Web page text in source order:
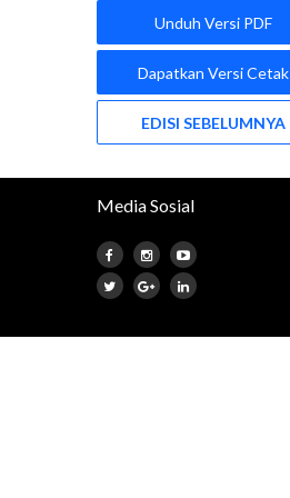
Unduh Versi PDF
Dapatkan Versi Cetak
EDISI SEBELUMNYA
Media Sosial